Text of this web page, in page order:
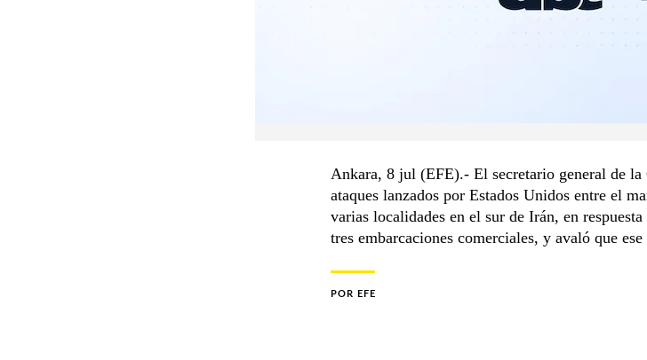
Ankara, 8 jul (EFE).- El secretario general de
ataques lanzados por Estados Unidos entre el
varias localidades en el sur de Irán, en
tres embarcaciones comerciales, y avaló que
POR EFE